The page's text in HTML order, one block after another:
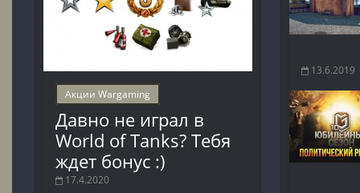
Акции Wargaming
Давно не играл в
World of Tanks? Тебя
ждет бонус :)
17.4.2020
13.6.2019